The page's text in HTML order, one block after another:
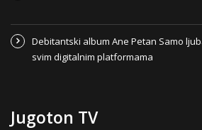
Debitantski album Ane Petan Samo
svim digitalnim platformama
Jugoton TV